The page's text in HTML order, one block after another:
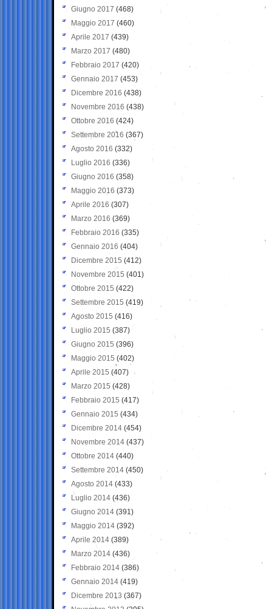
Giugno 2017 (468)
Maggio 2017 (460)
Aprile 2017 (439)
Marzo 2017 (480)
Febbraio 2017 (420)
Gennaio 2017 (453)
Dicembre 2016 (438)
Novembre 2016 (438)
Ottobre 2016 (424)
Settembre 2016 (367)
Agosto 2016 (332)
Luglio 2016 (336)
Giugno 2016 (358)
Maggio 2016 (373)
Aprile 2016 (307)
Marzo 2016 (369)
Febbraio 2016 (335)
Gennaio 2016 (404)
Dicembre 2015 (412)
Novembre 2015 (401)
Ottobre 2015 (422)
Settembre 2015 (419)
Agosto 2015 (416)
Luglio 2015 (387)
Giugno 2015 (396)
Maggio 2015 (402)
Aprile 2015 (407)
Marzo 2015 (428)
Febbraio 2015 (417)
Gennaio 2015 (434)
Dicembre 2014 (454)
Novembre 2014 (437)
Ottobre 2014 (440)
Settembre 2014 (450)
Agosto 2014 (433)
Luglio 2014 (436)
Giugno 2014 (391)
Maggio 2014 (392)
Aprile 2014 (389)
Marzo 2014 (436)
Febbraio 2014 (386)
Gennaio 2014 (419)
Dicembre 2013 (367)